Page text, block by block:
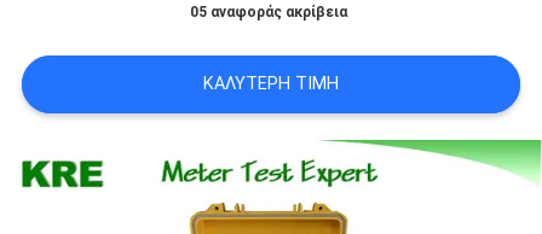
PRIVACY
POLICY
05 αναφοράς ακρίβεια
ΚΑΛΎΤΕΡΗ ΤΙΜΉ